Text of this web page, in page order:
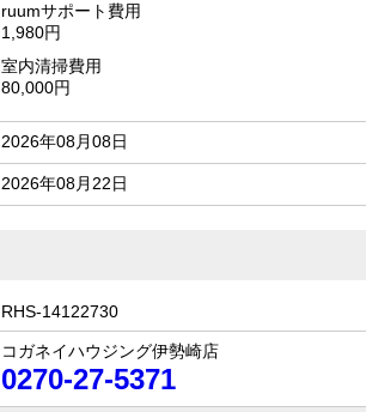
ruumサポート費用
1,980円
室内清掃費用
80,000円
2026年08月08日
2026年08月22日
RHS-14122730
コガネイハウジング伊勢崎店
0270-27-5371